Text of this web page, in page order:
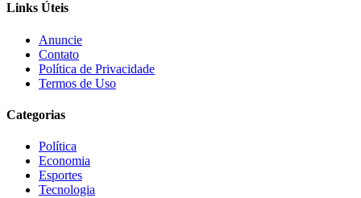
Links Úteis
Anuncie
Contato
Política de Privacidade
Termos de Uso
Categorias
Política
Economia
Esportes
Tecnologia